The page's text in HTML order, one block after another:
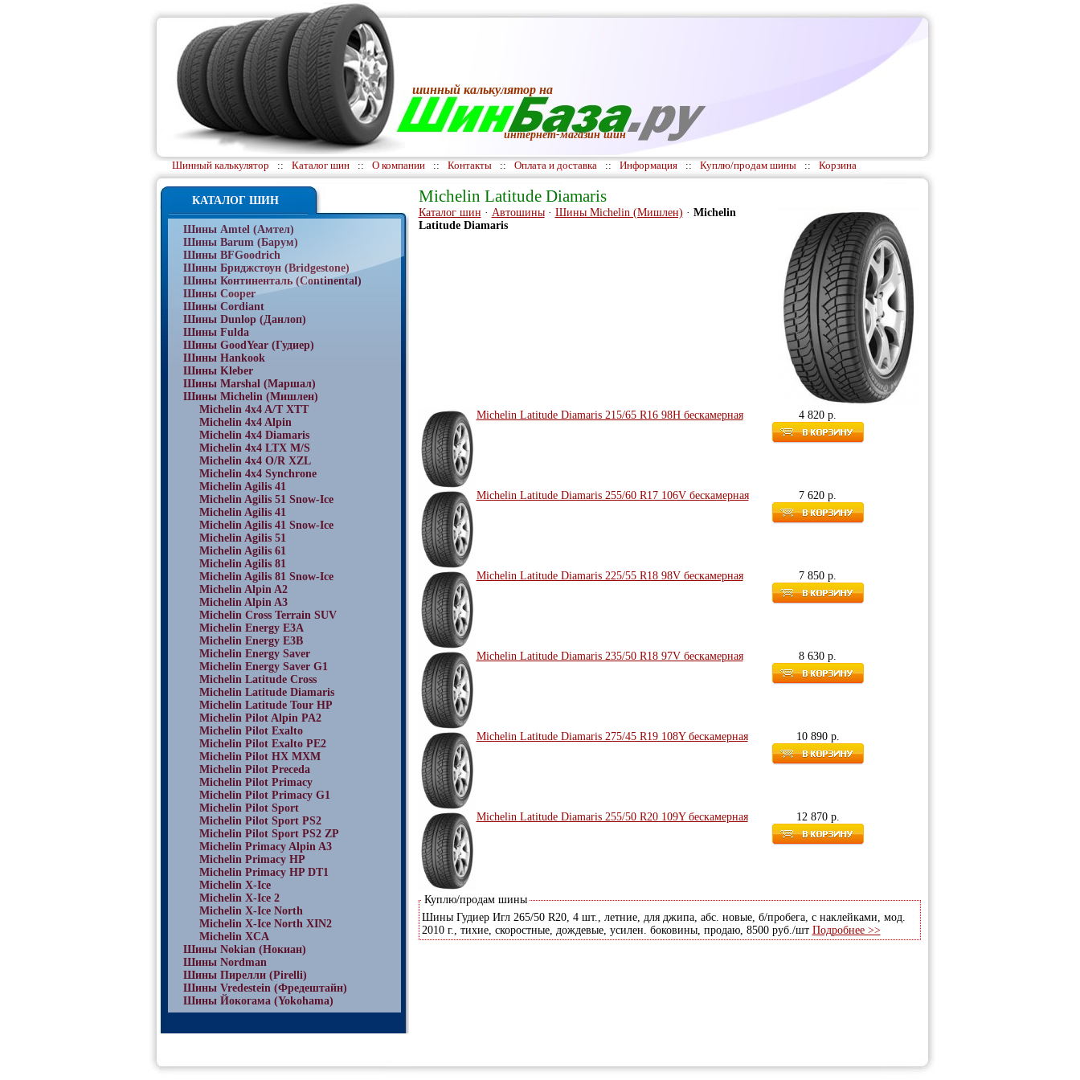
шинный калькуляторна
интернет-магазин шин
Шинный калькулятор :: Каталог шин :: О компании :: Контакты :: Оплата и доставка :: Информация :: Куплю/продам шины :: Корзина
КАТАЛОГ ШИН
Шины Amtel (Амтел)
Шины Barum (Барум)
Шины BFGoodrich
Шины Бриджстоун (Bridgestone)
Шины Континенталь (Continental)
Шины Cooper
Шины Cordiant
Шины Dunlop (Данлоп)
Шины Fulda
Шины GoodYear (Гудиер)
Шины Hankook
Шины Kleber
Шины Marshal (Маршал)
Шины Michelin (Мишлен)
Michelin 4x4 A/T XTT
Michelin 4x4 Alpin
Michelin 4x4 Diamaris
Michelin 4x4 LTX M/S
Michelin 4x4 O/R XZL
Michelin 4x4 Synchrone
Michelin Agilis 41
Michelin Agilis 51 Snow-Ice
Michelin Agilis 41
Michelin Agilis 41 Snow-Ice
Michelin Agilis 51
Michelin Agilis 61
Michelin Agilis 81
Michelin Agilis 81 Snow-Ice
Michelin Alpin A2
Michelin Alpin A3
Michelin Cross Terrain SUV
Michelin Energy E3A
Michelin Energy E3B
Michelin Energy Saver
Michelin Energy Saver G1
Michelin Latitude Cross
Michelin Latitude Diamaris
Michelin Latitude Tour HP
Michelin Pilot Alpin PA2
Michelin Pilot Exalto
Michelin Pilot Exalto PE2
Michelin Pilot HX MXM
Michelin Pilot Preceda
Michelin Pilot Primacy
Michelin Pilot Primacy G1
Michelin Pilot Sport
Michelin Pilot Sport PS2
Michelin Pilot Sport PS2 ZP
Michelin Primacy Alpin A3
Michelin Primacy HP
Michelin Primacy HP DT1
Michelin X-Ice
Michelin X-Ice 2
Michelin X-Ice North
Michelin X-Ice North XIN2
Michelin XCA
Шины Nokian (Нокиан)
Шины Nordman
Шины Пирелли (Pirelli)
Шины Vredestein (Фредештайн)
Шины Йокогама (Yokohama)
Michelin Latitude Diamaris
Каталог шин · Автошины· Шины Michelin (Мишлен) · Michelin
Latitude Diamaris
Michelin Latitude Diamaris 215/65 R16 98H бескамерная 4 820 р.
Michelin Latitude Diamaris 255/60 R17 106V бескамерная 7 620 р.
Michelin Latitude Diamaris 225/55 R18 98V бескамерная 7 850 р.
Michelin Latitude Diamaris 235/50 R18 97V бескамерная 8 630 р.
Michelin Latitude Diamaris 275/45 R19 108Y бескамерная 10 890 р.
Michelin Latitude Diamaris 255/50 R20 109Y бескамерная 12 870 р.
Куплю/продам шины
Шины Гудиер Игл 265/50 R20, 4 шт., летние, для джипа, абс. новые, б/пробега, с наклейками, мод.
2010 г., тихие, скоростные, дождевые, усилен. боковины, продаю, 8500 руб./шт Подробнее >>